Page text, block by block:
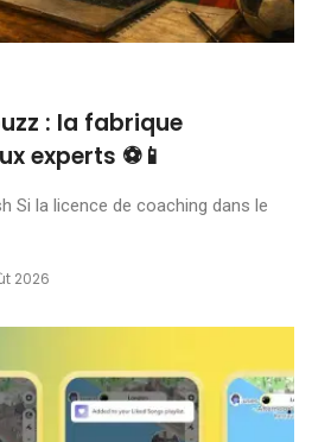
: la fabrique
experts ⚽📱
Si la licence de coaching dans le
2026